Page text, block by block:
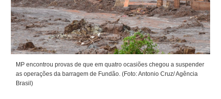
MP encontrou provas de que em quatro ocasiões chegou a suspender
as operações da barragem de Fundão. (Foto: Antonio Cruz/ Agência
Brasil)